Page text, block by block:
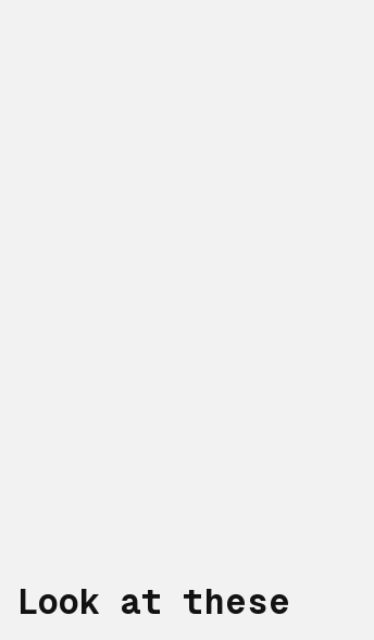
Look at these